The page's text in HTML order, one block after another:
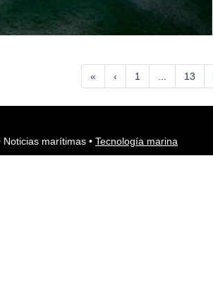
« ‹ 1 13
Noticias marítimas • Tecnología marina